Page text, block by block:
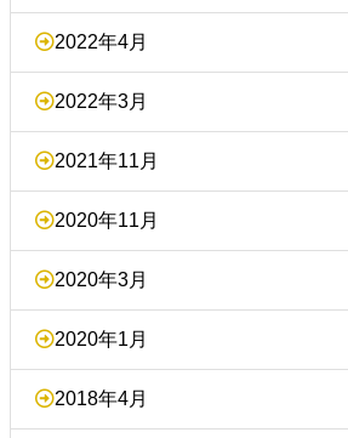
2022年4月
2022年3月
2021年11月
2020年11月
2020年3月
2020年1月
2018年4月